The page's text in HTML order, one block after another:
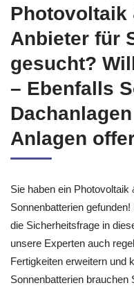
Photovoltaik
Anbieter für
gesucht?
– Ebenfalls
Anlagen
Sie haben ein Photovoltaik
Sonnenbatterien
die Sicherheitsfrage in
unsere Experten auch
Fertigkeiten erweitern und
Sonnenbatterien